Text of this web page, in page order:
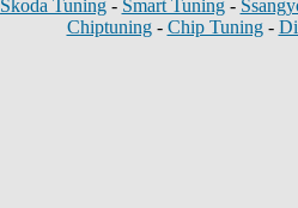
Skoda Tuning- Smart Tuning-
Chiptuning- Chip Tuning-